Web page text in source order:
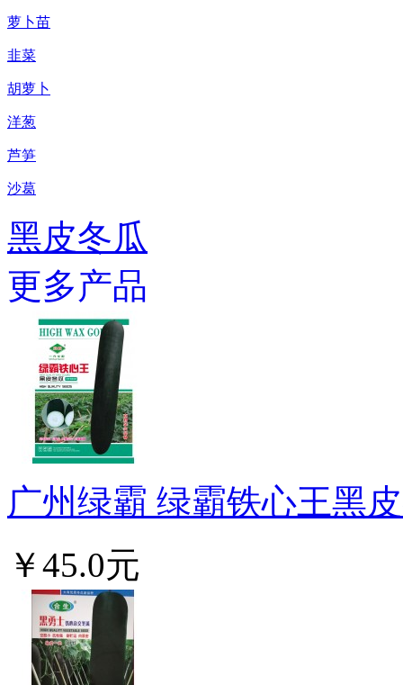
萝卜苗
韭菜
胡萝卜
洋葱
芦笋
沙葛
黑皮冬瓜
更多产品
广州绿霸 绿霸铁心王黑
￥45.0元